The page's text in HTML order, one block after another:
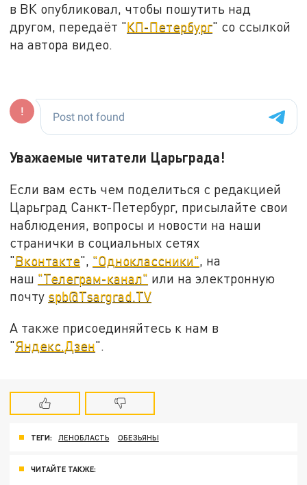
в ВК опубликовал, чтобы пошутить над
другом, передаёт "КП-Петербург" со ссылкой
на автора видео.
Уважаемые читатели Царьграда!
Если вам есть чем поделиться с редакцией
Царьград Санкт-Петербург, присылайте свои
наблюдения, вопросы и новости на наши
странички в социальных сетях
"Вконтакте", "Одноклассники", на
наш "Телеграм-канал" или на электронную
почту spb@Tsargrad.TV
А также присоединяйтесь к нам в
"Яндекс.Дзен".
ТЕГИ: ЛЕНОБЛАСТЬ ОБЕЗЬЯНЫ
ЧИТАЙТЕ ТАКЖЕ: